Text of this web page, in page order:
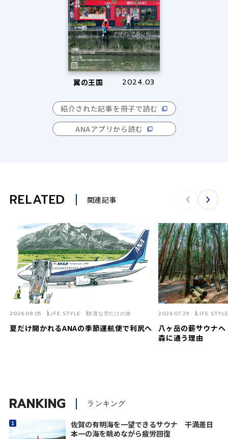
翼の王国 2024.03
紹介された記事を冊子で読む
ANAアプリから読む
RELATED 関連記事
夏だけ開かれるANAの季節運航便で利尻へ
2026.08.05 LIFE STYLE 快適な空だけの旅
八ヶ岳の薪サウナ
森に通う理由
2026.07.29 LIFE
RANKING ランキング
佐賀の有明海を一望できるサウナ 干満差日
本一の海を眺めながら疲労回復